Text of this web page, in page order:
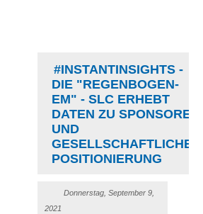
#INSTANTINSIGHTS -
DIE "REGENBOGEN-
EM" - SLC ERHEBT
DATEN ZU SPONSOREN
UND
GESELLSCHAFTLICHER
POSITIONIERUNG
Donnerstag, September 9,
2021